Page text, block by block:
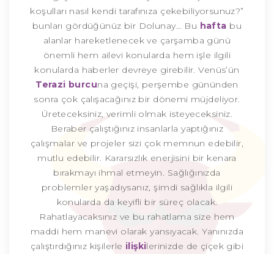
koşulları nasıl kendi tarafınıza çekebiliyorsunuz?”
bunları gördüğünüz bir Dolunay… Bu hafta bu
alanlar hareketlenecek ve çarşamba günü
önemli hem ailevi konularda hem işle ilgili
konularda haberler devreye girebilir. Venüs’ün
Terazi burcuna geçişi, perşembe gününden
sonra çok çalışacağınız bir dönemi müjdeliyor.
Üreteceksiniz, verimli olmak isteyeceksiniz.
Beraber çalıştığınız insanlarla yaptığınız
çalışmalar ve projeler sizi çok memnun edebilir,
mutlu edebilir. Kararsızlık enerjisini bir kenara
bırakmayı ihmal etmeyin. Sağlığınızda
problemler yaşadıysanız, şimdi sağlıkla ilgili
konularda da keyifli bir süreç olacak.
Rahatlayacaksınız ve bu rahatlama size hem
maddi hem manevi olarak yansıyacak. Yanınızda
çalıştırdığınız kişilerle ilişkilerinizde de çiçek gibi